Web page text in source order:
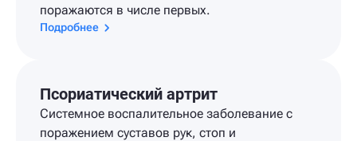
поражаются в числе первых.
Подробнее
Псориатический артрит
Системное воспалительное заболевание с
поражением суставов рук, стоп и